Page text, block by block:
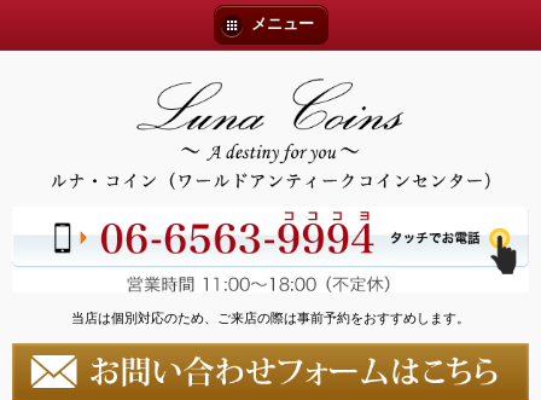
メニュー
当店は個別対応のため、ご来店の際は事前予約をおすすめします。